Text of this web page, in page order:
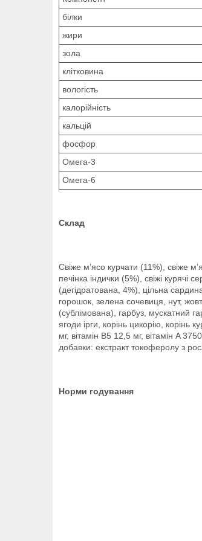
білки
жири
зола
клітковина
вологість
калорійність
кальцій
фосфор
Омега-3
Омега-6
Склад
Свіже м’ясо курчати (11%), свіже
печінка індички (5%), свіжі курячі
(дегідратована, 4%), цільна
горошок, зелена сочевиця, нут,
(сублімована), гарбуз, мускатний
ягоди ірги, корінь цикорію,
мг, вітамін B5 12,5 мг, вітамін A
добавки: екстракт токоферолу з
Норми годування